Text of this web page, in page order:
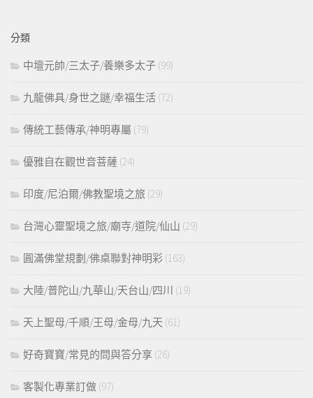
字:
分類
中壇元帥/三太子/養樂多太子 (99)
九龍佛具/身世之謎/幸福生活 (72)
傳統工藝傳承/神明專屬 (79)
優雅自在觀世音菩薩 (24)
印度/尼泊爾/佛教聖境之旅 (29)
台灣心靈聖境之旅/廟寺/道院/仙山 (29)
圓滿佛堂規劃/佛桌聯對神明彩 (163)
大陸/普陀山/九華山/天台山/四川 (19)
天上聖母/千順/王母/金母/九天 (61)
好奇寶寶/常見的問與答分享 (26)
客製化專業訂做 (97)